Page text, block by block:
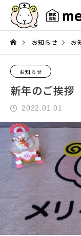
お知らせ お
お知らせ
新年のご挨拶
2022.01.01